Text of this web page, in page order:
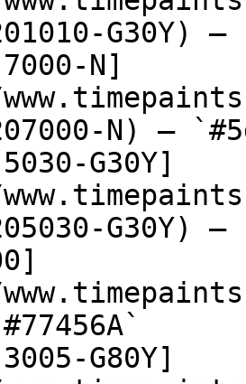
G30Y)
N]
N) —
G30Y]
G30Y)
G80Y]